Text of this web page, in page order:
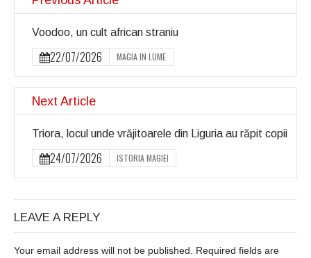
Voodoo, un cult african straniu
22/07/2026 MAGIA IN LUME
Next Article
Triora, locul unde vrăjitoarele din Liguria au răpit copii
24/07/2026 ISTORIA MAGIEI
LEAVE A REPLY
Your email address will not be published. Required fields are